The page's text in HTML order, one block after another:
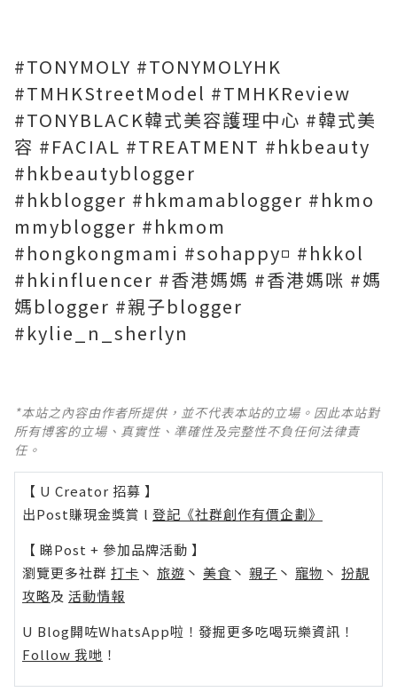
#TONYMOLY #TONYMOLYHK
#TMHKStreetModel #TMHKReview
#TONYBLACK韓式美容護理中心 #韓式美
容 #FACIAL #TREATMENT #hkbeauty
#hkbeautyblogger
#hkblogger #hkmamablogger #hkmo
mmyblogger #hkmom
#hongkongmami #sohappy◽️ #hkkol
#hkinfluencer #香港媽媽 #香港媽咪 #媽
媽blogger #親子blogger
#kylie_n_sherlyn
*本站之內容由作者所提供，並不代表本站的立場。因此本站對
所有博客的立場、真實性、準確性及完整性不負任何法律責
任。
【 U Creator 招募 】
出Post賺現金獎賞 l 登記《社群創作有價企劃》
【 睇Post + 參加品牌活動 】
瀏覽更多社群 打卡 丶 旅遊 丶 美食 丶 親子 丶 寵物 丶 扮靚
攻略及 活動情報
U Blog開咗WhatsApp啦！發掘更多吃喝玩樂資訊！
Follow 我哋 ！